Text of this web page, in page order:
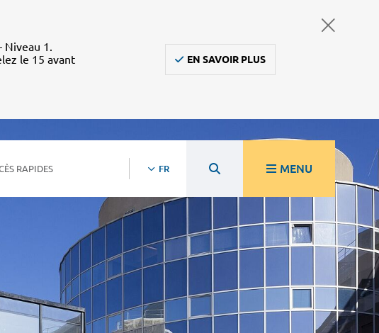
Niveau 1.
le 15 avant
EN SAVOIR PLUS
RAPIDES FR MENU